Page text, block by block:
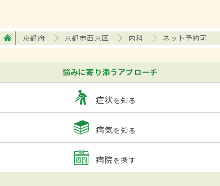
京都府 京都市西京区 内科 ネット予約可
悩みに寄り添うアプローチ
症状を知る
病気を知る
病院を探す